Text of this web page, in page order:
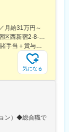
月給31万円～
気になる
ン）◆総合職で